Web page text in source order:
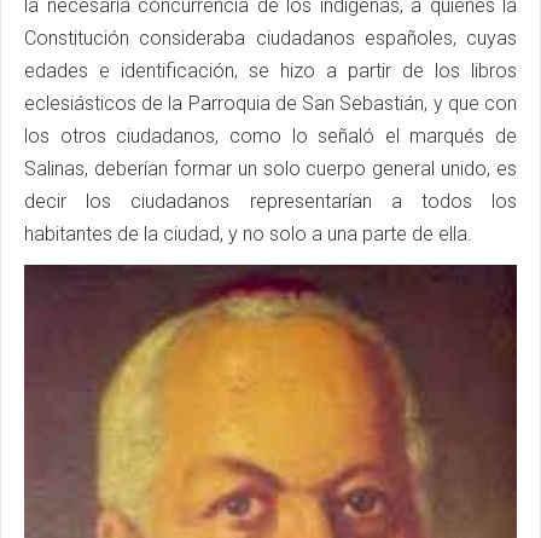
la necesaria concurrencia de los indígenas, a quienes la
Constitución consideraba ciudadanos españoles, cuyas
edades e identificación, se hizo a partir de los libros
eclesiásticos de la Parroquia de San Sebastián, y que con
los otros ciudadanos, como lo señaló el marqués de
Salinas, deberían formar un solo cuerpo general unido, es
decir los ciudadanos representarían a todos los
habitantes de la ciudad, y no solo a una parte de ella.